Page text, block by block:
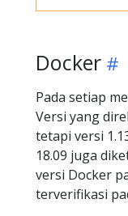
Docker
Pada setiap
Versi yang
tetapi versi
18.09 juga
versi Docker
terverifikasi